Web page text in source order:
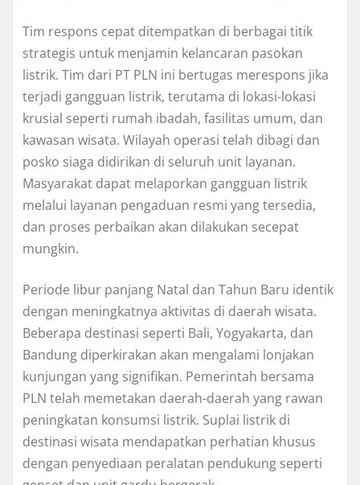
Tim respons cepat ditempatkan di berbagai titik
strategis untuk menjamin kelancaran pasokan
listrik. Tim dari PT PLN ini bertugas merespons jika
terjadi gangguan listrik, terutama di lokasi-lokasi
krusial seperti rumah ibadah, fasilitas umum, dan
kawasan wisata. Wilayah operasi telah dibagi dan
posko siaga didirikan di seluruh unit layanan.
Masyarakat dapat melaporkan gangguan listrik
melalui layanan pengaduan resmi yang tersedia,
dan proses perbaikan akan dilakukan secepat
mungkin.
Periode libur panjang Natal dan Tahun Baru identik
dengan meningkatnya aktivitas di daerah wisata.
Beberapa destinasi seperti Bali, Yogyakarta, dan
Bandung diperkirakan akan mengalami lonjakan
kunjungan yang signifikan. Pemerintah bersama
PLN telah memetakan daerah-daerah yang rawan
peningkatan konsumsi listrik. Suplai listrik di
destinasi wisata mendapatkan perhatian khusus
dengan penyediaan peralatan pendukung seperti